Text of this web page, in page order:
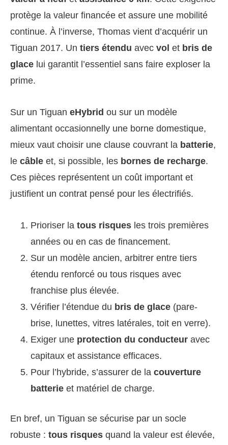
protège la valeur financée et assure une mobilité
continue. À l’inverse, Thomas vient d’acquérir un
Tiguan 2017. Un tiers étendu avec vol et bris de
glace lui garantit l’essentiel sans faire exploser la
prime.
Sur un Tiguan eHybrid ou sur un modèle
alimentant occasionnelly une borne domestique,
mieux vaut choisir une clause couvrant la batterie,
le câble et, si possible, les bornes de recharge.
Ces pièces représentent un coût important et
justifient un contrat pensé pour les électrifiés.
Prioriser la tous risques les trois premières
années ou en cas de financement.
Sur un modèle ancien, arbitrer entre tiers
étendu renforcé ou tous risques avec
franchise plus élevée.
Vérifier l’étendue du bris de glace (pare-
brise, lunettes, vitres latérales, toit en verre).
Exiger une protection du conducteur avec
capitaux et assistance efficaces.
Pour l’hybride, s’assurer de la couverture
batterie et matériel de charge.
En bref, un Tiguan se sécurise par un socle
robuste : tous risques quand la valeur est élevée,